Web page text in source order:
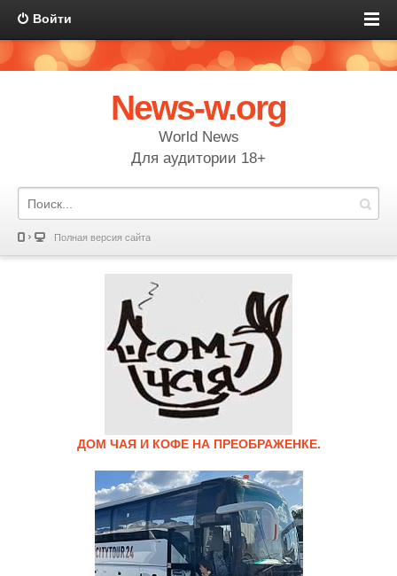
Войти
News-w.org
World News
Для аудитории 18+
Полная версия сайта
ДОМ ЧАЯ И КОФЕ НА ПРЕОБРАЖЕНКЕ.